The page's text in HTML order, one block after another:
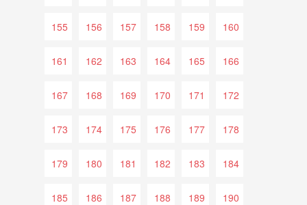
155 156 157 158 159 160
161 162 163 164 165 166
167 168 169 170 171 172
173 174 175 176 177 178
179 180 181 182 183 184
185 186 187 188 189 190